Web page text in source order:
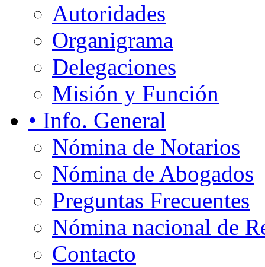
Autoridades
Organigrama
Delegaciones
Misión y Función
• Info. General
Nómina de Notarios
Nómina de Abogados
Preguntas Frecuentes
Nómina nacional de
Contacto